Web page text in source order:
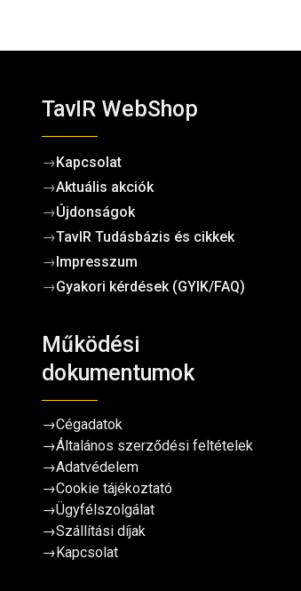
TavIR WebShop
→Kapcsolat
→Aktuális akciók
→Újdonságok
→TavIR Tudásbázis és cikkek
→ Impresszum
→Gyakori kérdések (GYIK/FAQ)
Működési
dokumentumok
→Cégadatok
→Általános szerződési feltételek
→Adatvédelem
→Cookie tájékoztató
→Ügyfélszolgálat
→Szállítási díjak
→ Kapcsolat